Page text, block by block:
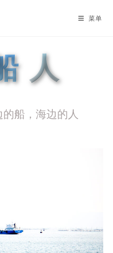
菜单
人
船，海边的人